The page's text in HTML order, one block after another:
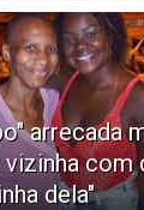
arrecada
vizinha com
dela"